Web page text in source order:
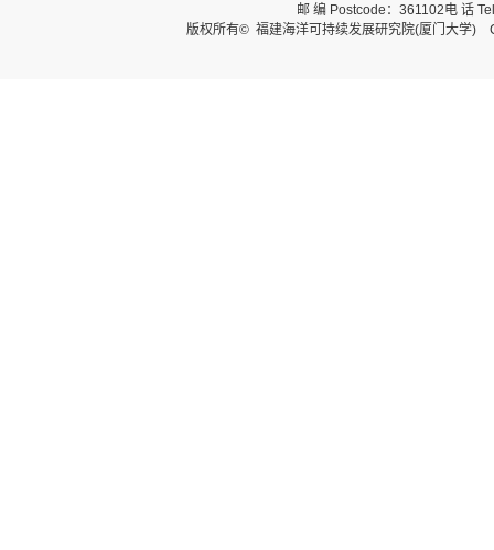
邮 编 Postcode：361102电 话
版权所有© 福建海洋可持续发展研究院(厦门大学)